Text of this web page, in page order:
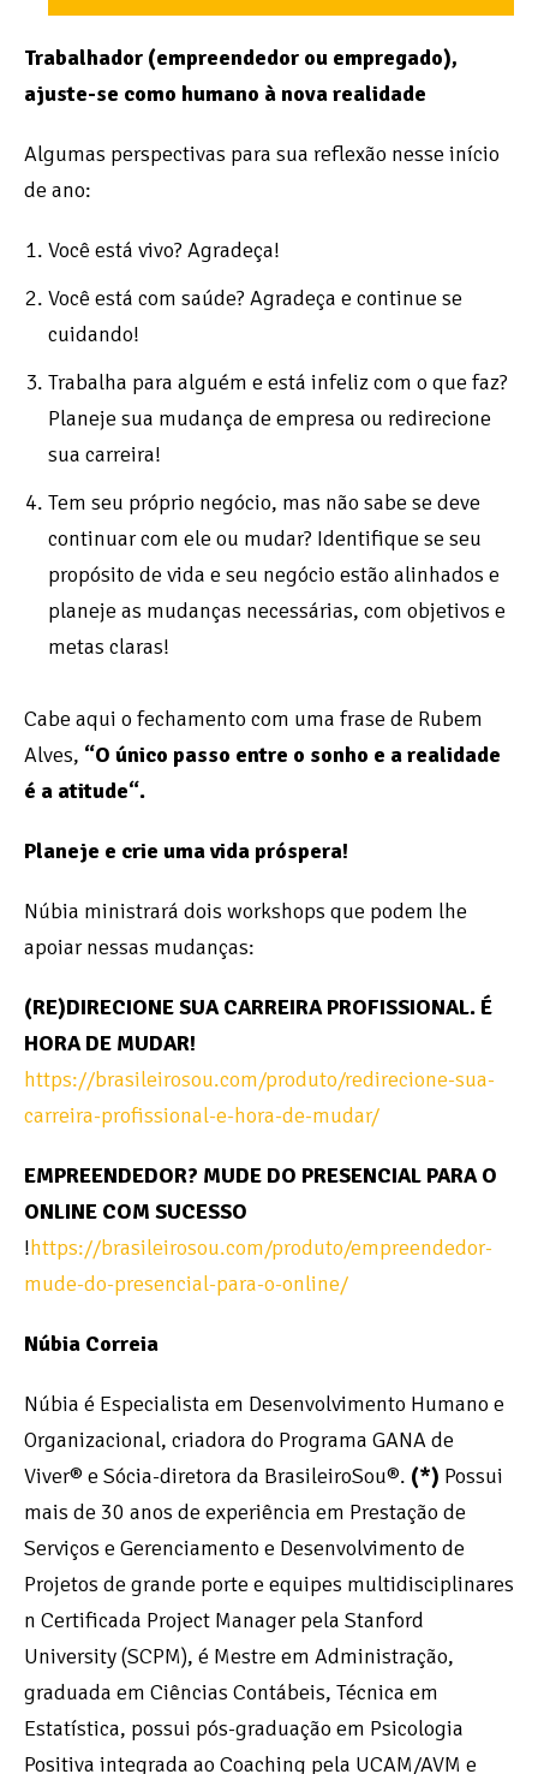
Trabalhador (empreendedor ou empregado),
ajuste-se como humano à nova realidade
Algumas perspectivas para sua reflexão nesse início
de ano:
Você está vivo? Agradeça!
Você está com saúde? Agradeça e continue se
cuidando!
Trabalha para alguém e está infeliz com o que faz?
Planeje sua mudança de empresa ou redirecione
sua carreira!
Tem seu próprio negócio, mas não sabe se deve
continuar com ele ou mudar? Identifique se seu
propósito de vida e seu negócio estão alinhados e
planeje as mudanças necessárias, com objetivos e
metas claras!
Cabe aqui o fechamento com uma frase de Rubem
Alves, “O único passo entre o sonho e a realidade
é a atitude“.
Planeje e crie uma vida próspera!
Núbia ministrará dois workshops que podem lhe
apoiar nessas mudanças:
(RE)DIRECIONE SUA CARREIRA PROFISSIONAL. É
HORA DE MUDAR!
https://brasileirosou.com/produto/redirecione-sua-
carreira-profissional-e-hora-de-mudar/
EMPREENDEDOR? MUDE DO PRESENCIAL PARA O
ONLINE COM SUCESSO
!https://brasileirosou.com/produto/empreendedor-
mude-do-presencial-para-o-online/
Núbia Correia
Núbia é Especialista em Desenvolvimento Humano e
Organizacional, criadora do Programa GANA de
Viver® e Sócia-diretora da BrasileiroSou®. (*) Possui
mais de 30 anos de experiência em Prestação de
Serviços e Gerenciamento e Desenvolvimento de
Projetos de grande porte e equipes multidisciplinares
n Certificada Project Manager pela Stanford
University (SCPM), é Mestre em Administração,
graduada em Ciências Contábeis, Técnica em
Estatística, possui pós-graduação em Psicologia
Positiva integrada ao Coaching pela UCAM/AVM e